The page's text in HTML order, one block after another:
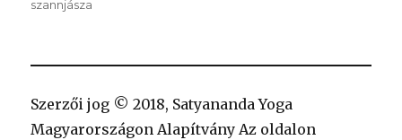
szannjásza
Szerzői jog © 2018, Satyananda Yoga
Magyarországon Alapítvány Az oldalon